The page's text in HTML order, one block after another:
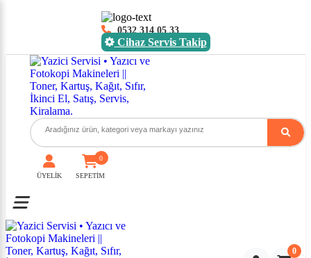
0532 314 05 33
Cihaz Servis Takip
ÜYELİK SEPETİM
0
Toggle mobile menu
0